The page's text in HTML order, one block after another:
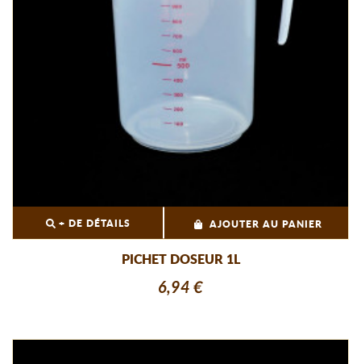
+ DE DÉTAILS AJOUTER AU PANIER
PICHET DOSEUR 1L
6,94 €